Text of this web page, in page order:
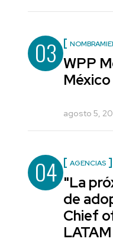
03 WPP
agosto 5,
04 AGENCIAS
"La
de
Chief